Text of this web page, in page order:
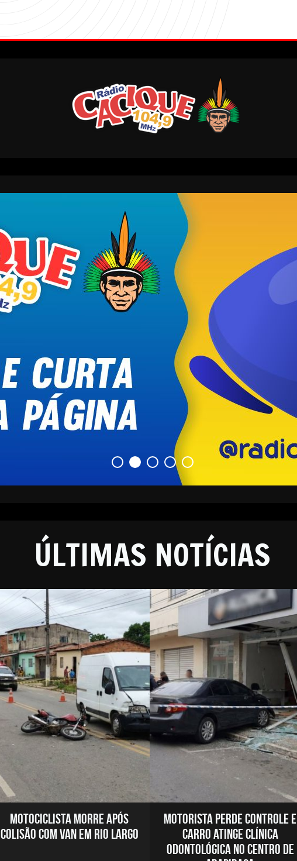
ÚLTIMAS NOTÍCIAS
MOTOCICLISTA MORRE APÓS
COLISÃO COM VAN EM RIO LARGO
MOTORISTA PERDE CONTROLE E
CARRO ATINGE CLÍNICA
ODONTOLÓGICA NO CENTRO DE